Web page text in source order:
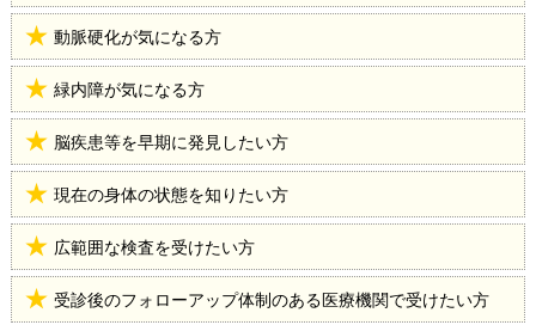
動脈硬化が気になる方
緑内障が気になる方
脳疾患等を早期に発見したい方
現在の身体の状態を知りたい方
広範囲な検査を受けたい方
受診後のフォローアップ体制のある医療機関で受けたい方